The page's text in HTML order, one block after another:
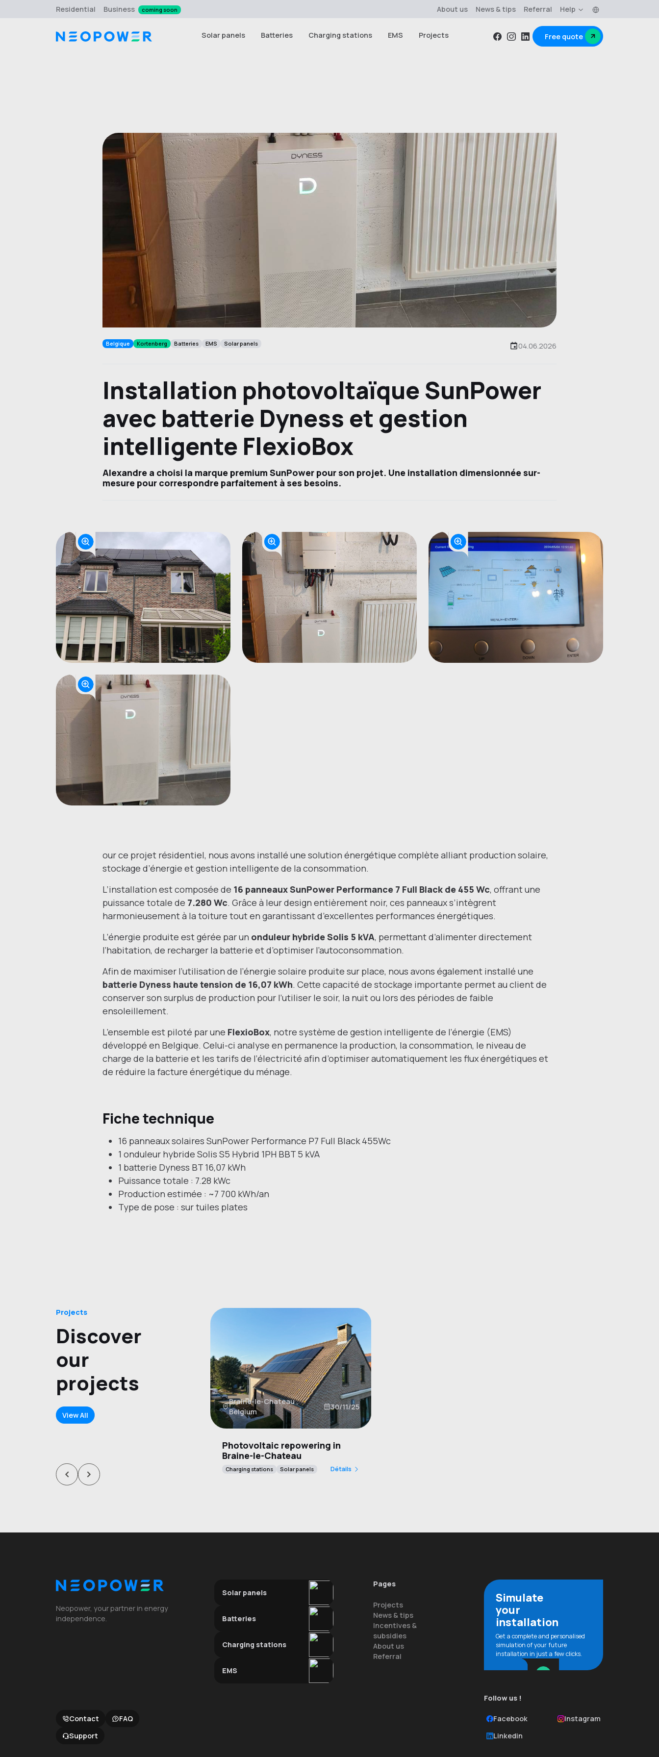
Residential Business coming soon About us News & tips Referral Help Language
Solar panels Batteries Charging stations EMS Projects
Facebook
Instagram
LinkedinFree quote
Belgique Kortenberg Batteries EMS Solar panels 04.06.2026
Installation photovoltaïque SunPower
avec batterie Dyness et gestion
intelligente FlexioBox
Alexandre a choisi la marque premium SunPower pour son projet. Une installation dimensionnée sur-
mesure pour correspondre parfaitement à ses besoins.
Project photos
our ce projet résidentiel, nous avons installé une solution énergétique complète alliant production solaire,
stockage d’énergie et gestion intelligente de la consommation.
L’installation est composée de 16 panneaux SunPower Performance 7 Full Black de 455 Wc, offrant une
puissance totale de 7.280 Wc. Grâce à leur design entièrement noir, ces panneaux s’intègrent
harmonieusement à la toiture tout en garantissant d’excellentes performances énergétiques.
L’énergie produite est gérée par un onduleur hybride Solis 5 kVA, permettant d’alimenter directement
l’habitation, de recharger la batterie et d’optimiser l’autoconsommation.
Afin de maximiser l’utilisation de l’énergie solaire produite sur place, nous avons également installé une
batterie Dyness haute tension de 16,07 kWh. Cette capacité de stockage importante permet au client de
conserver son surplus de production pour l’utiliser le soir, la nuit ou lors des périodes de faible
ensoleillement.
L’ensemble est piloté par une FlexioBox, notre système de gestion intelligente de l’énergie (EMS)
développé en Belgique. Celui-ci analyse en permanence la production, la consommation, le niveau de
charge de la batterie et les tarifs de l’électricité afin d’optimiser automatiquement les flux énergétiques et
de réduire la facture énergétique du ménage.
Fiche technique
16 panneaux solaires SunPower Performance P7 Full Black 455Wc
1 onduleur hybride Solis S5 Hybrid 1PH BBT 5 kVA
1 batterie Dyness BT 16,07 kWh
Puissance totale : 7.28 kWc
Production estimée : ~7 700 kWh/an
Type de pose : sur tuiles plates
Projects
Discover
our
projects
View All
Braine-le-Chateau ,
Belgium
30/11/25
Photovoltaic repowering in
Braine-le-Chateau
Charging stations Solar panels Détails
Neopower, your partner in energy
independence.
Contact
FAQ
Support
Solar panels
Batteries
Charging stations
EMS
Pages
Projects
News & tips
Incentives &
subsidies
About us
Referral
Simulate
your
installation
Get a complete and personalised
simulation of your future
installation in just a few clicks.
Follow us !
Facebook
Instagram
Linkedin